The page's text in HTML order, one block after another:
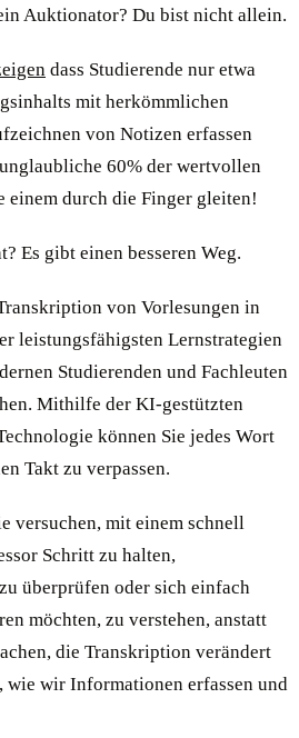
Auktionator? Du bist nicht allein.
dass Studierende nur etwa
mit herkömmlichen
von Notizen erfassen
60% der wertvollen
einem durch die Finger gleiten!
Es gibt einen besseren Weg.
von Vorlesungen in
leistungsfähigsten Lernstrategien
Studierenden und Fachleuten
Mithilfe der KI-gestützten
können Sie jedes Wort
Takt zu verpassen.
versuchen, mit einem schnell
Schritt zu halten,
überprüfen oder sich einfach
möchten, zu verstehen, anstatt
die Transkription verändert
wie wir Informationen erfassen und